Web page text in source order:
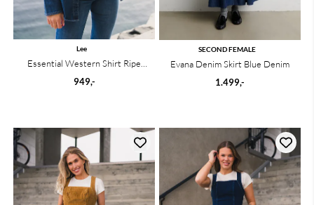
Lee
Essential Western Shirt Ripe
Berry
949,-
SECOND FEMALE
Evana Denim Skirt Blue Denim
1.499,-